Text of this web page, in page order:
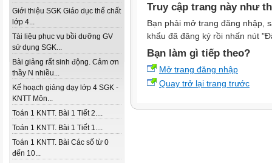
Giới thiệu SGK Giáo dục thể chất
lớp 4...
Tài liệu phục vụ bồi dưỡng GV
sử dụng SGK...
Bài giảng rất sinh động. Cảm ơn
thầy N nhiều...
Kế hoạch giảng dạy lớp 4 SGK -
KNTT Môn...
Toán 1 KNTT. Bài 1 Tiết 2....
Toán 1 KNTT. Bài 1 Tiết 1....
Toán 1 KNTT. Bài Các số từ 0
đến 10...
Truy cập trang này như
Bạn phải mở trang đăng nhập,
khẩu đã đăng ký rồi nhấn nút
Bạn làm gì tiếp theo?
Mở trang đăng nhập
Quay trở lại trang trước